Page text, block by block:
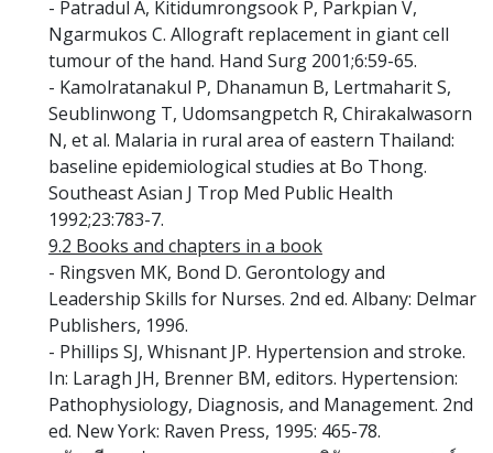
- Patradul A, Kitidumrongsook P, Parkpian V,
Ngarmukos C. Allograft replacement in giant cell
tumour of the hand. Hand Surg 2001;6:59-65.
- Kamolratanakul P, Dhanamun B, Lertmaharit S,
Seublinwong T, Udomsangpetch R, Chirakalwasorn
N, et al. Malaria in rural area of eastern Thailand:
baseline epidemiological studies at Bo Thong.
Southeast Asian J Trop Med Public Health
1992;23:783-7.
9.2 Books and chapters in a book
- Ringsven MK, Bond D. Gerontology and
Leadership Skills for Nurses. 2nd ed. Albany: Delmar
Publishers, 1996.
- Phillips SJ, Whisnant JP. Hypertension and stroke.
In: Laragh JH, Brenner BM, editors. Hypertension:
Pathophysiology, Diagnosis, and Management. 2nd
ed. New York: Raven Press, 1995: 465-78.